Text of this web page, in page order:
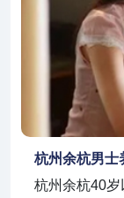
杭州余杭男士
杭州余杭40岁